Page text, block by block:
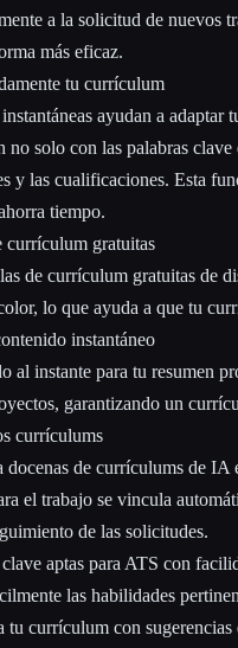
a la solicitud de nuevos
más eficaz.
tu currículum
ayudan a
no solo con las palabras
y las cualificaciones. Esta
tiempo.
currículum gratuitas
de currículum gratuitas de
lo que ayuda a que tu
instantáneo
al instante para tu resumen
garantizando un
currículums
docenas de currículums de
el trabajo se vincula
de las solicitudes.
aptas para ATS con
las habilidades
tu currículum con